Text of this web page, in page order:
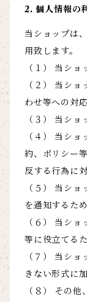
2. 個人情報の
当ショップは
用致します。
（１） 当シ
（２） 当シ
わせ等への対
（３） 当シ
（４） 当シ
約、ポリシー
反する行為に
（５） 当シ
を通知するため
（６） 当シ
等に役立てる
（７） 当シ
きない形式に
（８） その